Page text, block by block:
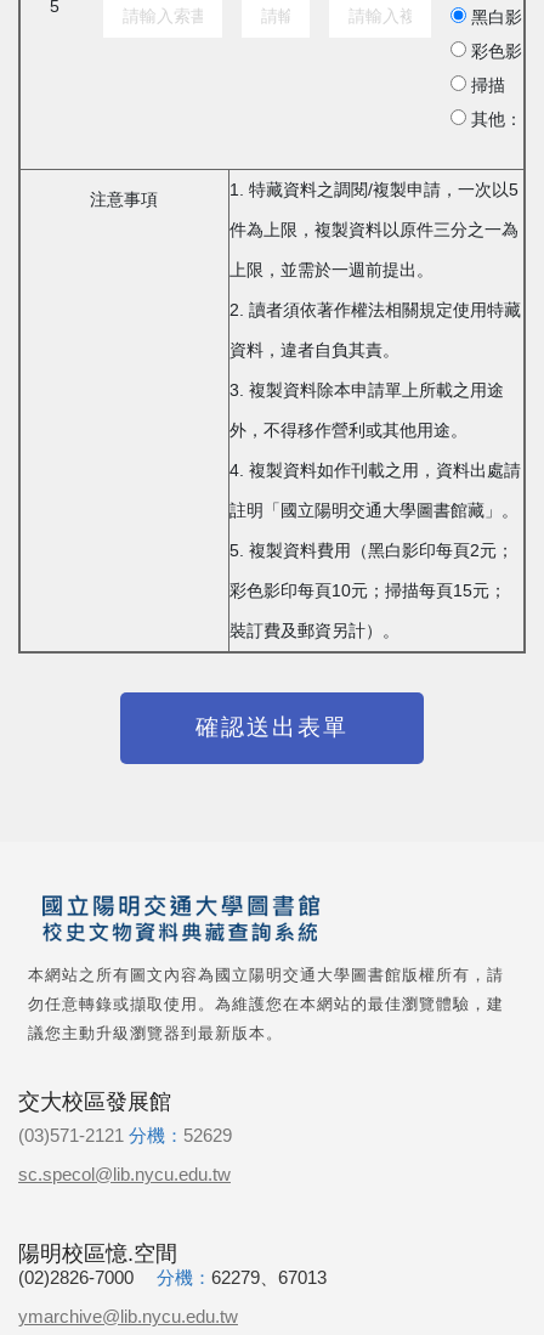
5
黑白影印
彩色影印
掃描
其他：
注意事項
1. 特藏資料之調閱/複製申請，一次以5
件為上限，複製資料以原件三分之一為
上限，並需於一週前提出。
2. 讀者須依著作權法相關規定使用特藏
資料，違者自負其責。
3. 複製資料除本申請單上所載之用途
外，不得移作營利或其他用途。
4. 複製資料如作刊載之用，資料出處請
註明「國立陽明交通大學圖書館藏」。
5. 複製資料費用（黑白影印每頁2元；
彩色影印每頁10元；掃描每頁15元；
裝訂費及郵資另計）。
本網站之所有圖文內容為國立陽明交通大學圖書館版權所有，請
勿任意轉錄或擷取使用。為維護您在本網站的最佳瀏覽體驗，建
議您主動升級瀏覽器到最新版本。
交大校區發展館
(03)571-2121 分機： 52629
sc.specol@lib.nycu.edu.tw
陽明校區憶.空間
(02)2826-7000 分機： 62279、67013
ymarchive@lib.nycu.edu.tw